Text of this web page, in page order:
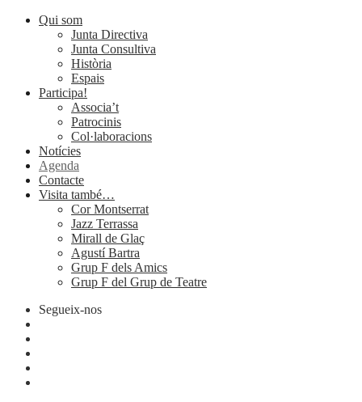
Qui som
Junta Directiva
Junta Consultiva
Història
Espais
Participa!
Associa’t
Patrocinis
Col·laboracions
Notícies
Agenda
Contacte
Visita també…
Cor Montserrat
Jazz Terrassa
Mirall de Glaç
Agustí Bartra
Grup F dels Amics
Grup F del Grup de Teatre
Segueix-nos